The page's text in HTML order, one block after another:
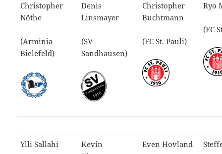
Christopher
Nöthe
(Arminia
Bielefeld)
Denis
Linsmayer
(SV
Sandhausen)
Christopher
Buchtmann
(FC St. Pauli)
Ryo
(FC
Ylli Sallahi
Kevin
Even Hovland